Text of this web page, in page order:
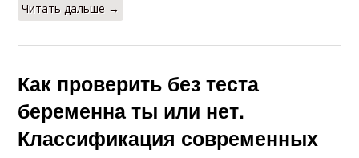
Читать дальше →
Как проверить без теста
беременна ты или нет.
Классификация современных